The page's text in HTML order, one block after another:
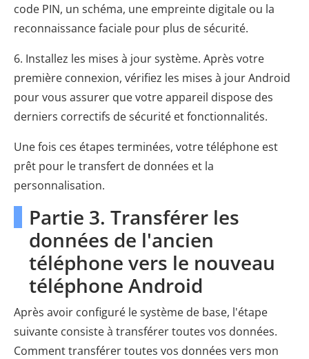
code PIN, un schéma, une empreinte digitale ou la
reconnaissance faciale pour plus de sécurité.
6. Installez les mises à jour système. Après votre
première connexion, vérifiez les mises à jour Android
pour vous assurer que votre appareil dispose des
derniers correctifs de sécurité et fonctionnalités.
Une fois ces étapes terminées, votre téléphone est
prêt pour le transfert de données et la
personnalisation.
Partie 3. Transférer les
données de l'ancien
téléphone vers le nouveau
téléphone Android
Après avoir configuré le système de base, l'étape
suivante consiste à transférer toutes vos données.
Comment transférer toutes vos données vers mon